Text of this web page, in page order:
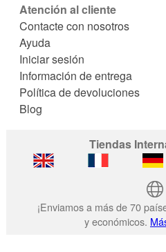
Atención al cliente
Contacte con nosotros
Ayuda
Iniciar sesión
Información de entrega
Política de devoluciones
Blog
Tiendas
¡Enviamos a más de 70
y económicos.